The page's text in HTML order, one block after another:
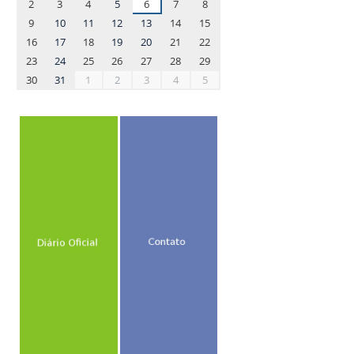
2 3 4 5 6 7
8
9
10 11 12 13 14
15
16
17 18 19 20 21
22
23
24 25 26 27 28
29
30
31 1 2 3 4 5